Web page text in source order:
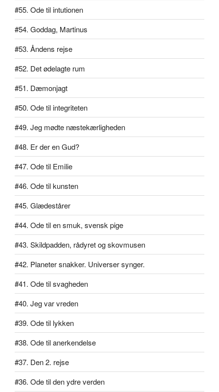
#55. Ode til intutionen
#54. Goddag, Martinus
#53. Åndens rejse
#52. Det ødelagte rum
#51. Dæmonjagt
#50. Ode til integriteten
#49. Jeg mødte næstekærligheden
#48. Er der en Gud?
#47. Ode til Emilie
#46. Ode til kunsten
#45. Glædestårer
#44. Ode til en smuk, svensk pige
#43. Skildpadden, rådyret og skovmusen
#42. Planeter snakker. Universer synger.
#41. Ode til svagheden
#40. Jeg var vreden
#39. Ode til lykken
#38. Ode til anerkendelse
#37. Den 2. rejse
#36. Ode til den ydre verden